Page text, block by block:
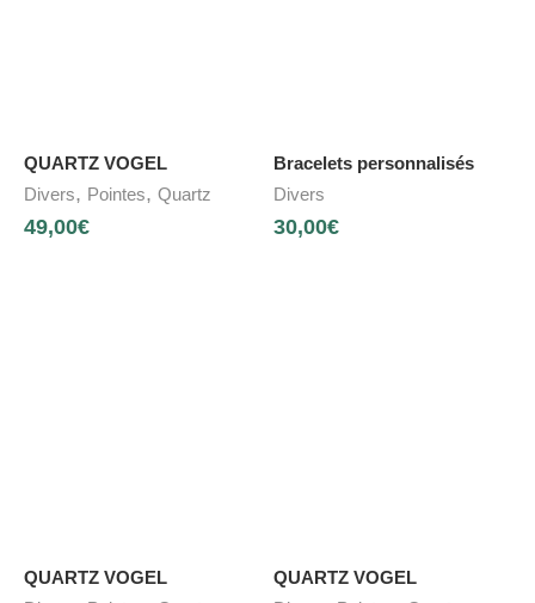
QUARTZ VOGEL
Divers, Pointes, Quartz
49,00€
Bracelets personnalisés
Divers
30,00€
QUARTZ VOGEL
QUARTZ VOGEL